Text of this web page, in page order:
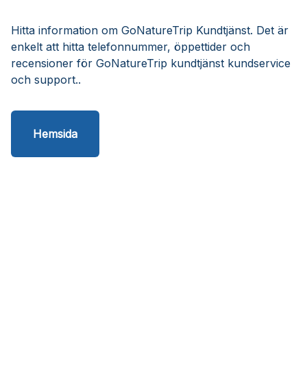
Hitta information om GoNatureTrip Kundtjänst. Det är
enkelt att hitta telefonnummer, öppettider och
recensioner för GoNatureTrip kundtjänst kundservice
och support..
Hemsida